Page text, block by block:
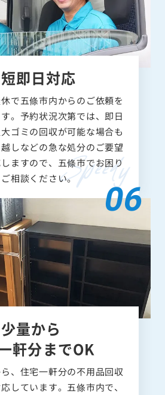
即日対応
で五條市内からのご依頼を
。予約状況次第では、即日
ゴミの回収が可能な場合も
しなどの急な処分のご要望
ますので、五條市でお困り
相談ください。
少量から
軒分までOK
、住宅一軒分の不用品回収
しています。五條市内で、